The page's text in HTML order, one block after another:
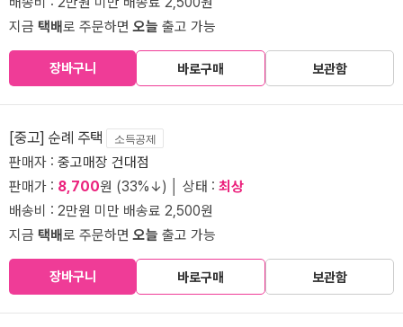
지금 택배로 주문하면오늘 출고 가능
장바구니 바로구매 보관함
[중고] 순례 주택 소득공제
판매자 : 중고매장 건대점
판매가 : 8,700원 (33%↓) │ 상태 : 최상
배송비 : 2만원 미만 배송료 2,500원
지금 택배로 주문하면오늘 출고 가능
장바구니 바로구매 보관함